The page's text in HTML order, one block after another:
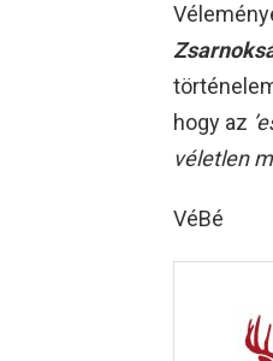
hogy az
véletlen
VéBé